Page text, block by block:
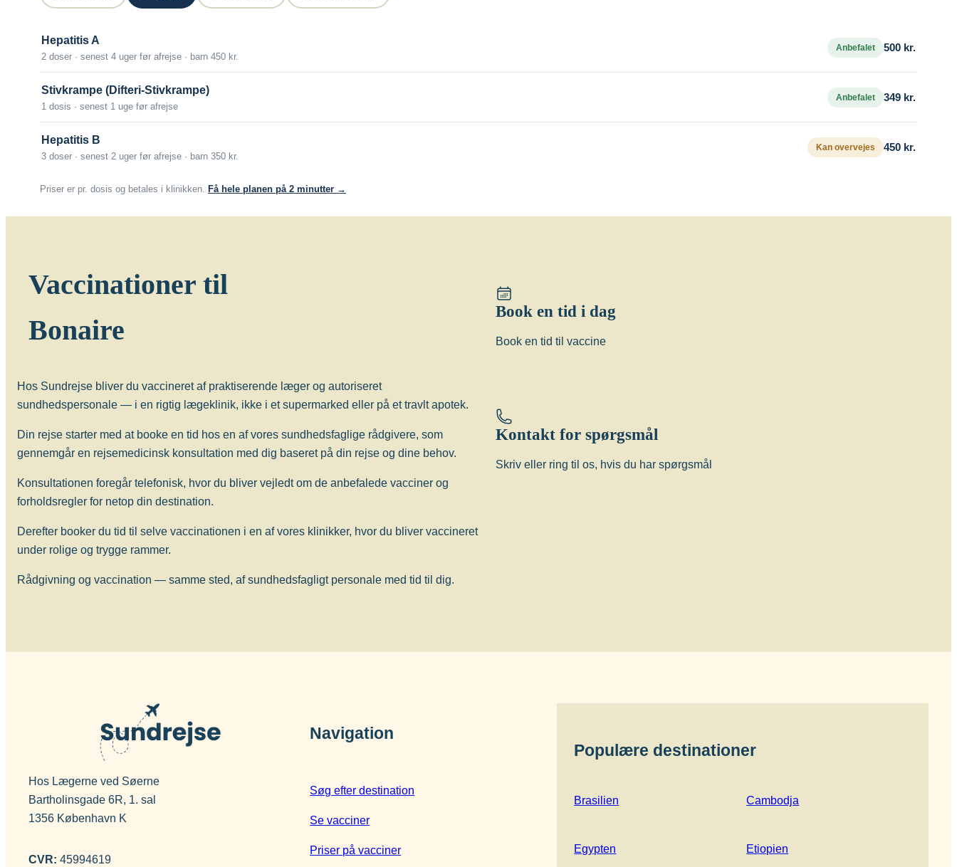
Hepatitis A
2 doser · senest 4 uger før afrejse · barn 450 kr.
Anbefalet 500 kr.
Stivkrampe (Difteri-Stivkrampe)
1 dosis · senest 1 uge før afrejse
Anbefalet 349 kr.
Hepatitis B
3 doser · senest 2 uger før afrejse · barn 350 kr.
Kan overvejes 450 kr.
Priser er pr. dosis og betales i klinikken. Få hele planen på 2 minutter →
Vaccinationer til
Bonaire
Hos Sundrejse bliver du vaccineret af praktiserende læger og autoriseret
sundhedspersonale — i en rigtig lægeklinik, ikke i et supermarked eller på et travlt apotek.
Din rejse starter med at booke en tid hos en af vores sundhedsfaglige rådgivere, som
gennemgår en rejsemedicinsk konsultation med dig baseret på din rejse og dine behov.
Konsultationen foregår telefonisk, hvor du bliver vejledt om de anbefalede vacciner og
forholdsregler for netop din destination.
Derefter booker du tid til selve vaccinationen i en af vores klinikker, hvor du bliver vaccineret
under rolige og trygge rammer.
Rådgivning og vaccination — samme sted, af sundhedsfagligt personale med tid til dig.
Book en tid i dag
Book en tid til vaccine
Kontakt for spørgsmål
Skriv eller ring til os, hvis du har spørgsmål
Hos Lægerne ved Søerne
Bartholinsgade 6R, 1. sal
1356 København K
CVR: 45994619
Navigation
Søg efter destination
Se vacciner
Priser på vacciner
Populære destinationer
Brasilien Cambodja
Egypten Etiopien